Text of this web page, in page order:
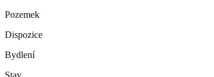
Pozemek
Dispozice
Bydlení
Stav